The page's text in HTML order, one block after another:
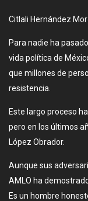
Citlali Hernández
Para nadie ha
vida política de
que millones de
resistencia.
Este largo proceso
pero en los últimos
López Obrador.
Aunque sus
AMLO ha
Es un hombre